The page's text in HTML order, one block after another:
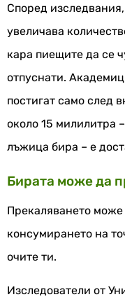
Според
увеличава
кара пиещите да се
отпуснати.
постигат само след
около 15 милилитра
лъжица бира – е
Бирата може да
Прекаляването може
консумирането на
очите ти.
Изследователи от